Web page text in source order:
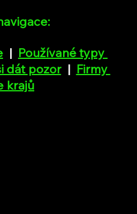
  |
Používané typy
dát pozor
  |
Firmy
krajů